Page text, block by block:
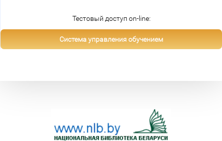
Тестовый доступ on-line:
Система управления обучением